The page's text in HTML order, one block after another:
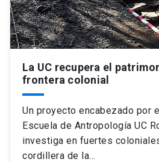
La UC recupera el
frontera colonial
Un proyecto encabezado por
Escuela de Antropología UC
investiga en fuertes
cordillera de la…